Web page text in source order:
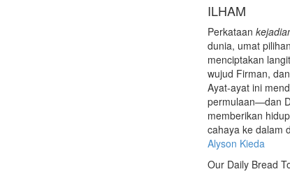
ILHAM
Perkataan
dunia, umat
menciptakan
wujud Firman,
Ayat-ayat ini
permulaan—dan
memberikan
cahaya ke dalam
Alyson Kieda
Our Daily Bread